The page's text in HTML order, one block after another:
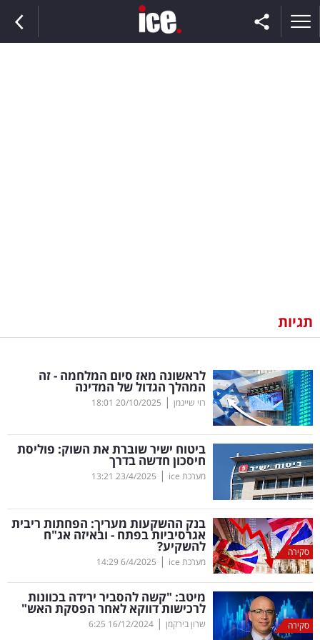
וצרכנות
דיגיטל
וטק
שיווק
ופרסום
משפט
מדדים
ומחקרים
דעות
רכילות
תגיות
לראשונה מאז סיום המלחמה - זה
המהלך הגדול של המדינה
רוי שיינמן |
20/10/2025
18:01
ביטוח ישיר שוברת את השוק: פוליסת
חיסכון חדשה בדרך
מערכת ice |
23/4/2025
13:21
סקירה
בנק ההשקעות מעריך: הפחתות ריבית
אגרסיביות בפתח - ובאיזה אג"ח
להשקיע?
מערכת ice |
6/4/2025
14:29
סקירה
מיטב: "קשה להסביר ירידה בכוונות
לרכישות דווקא לאחר הפסקת האש"
שרון בירקמן |
16/12/2024
6:25